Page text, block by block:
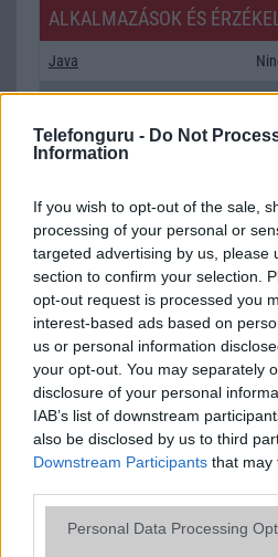
Telefonguru - Do Not
Information
If you wish to opt-out of the sale,
processing of your personal or
targeted advertising by us, please
section to confirm your selection.
opt-out request is processed you
interest-based ads based on
us or personal information
your opt-out. You may separately
disclosure of your personal
IAB’s list of downstream
also be disclosed by us to third
Downstream Participants that may
Please note that this website/app
Personal Data Processing
ALKALMAZÁSOK ÉS
Java
Flash/Ujjlenyomat olvasó
SNS integráció
T9 szótár
Office alkalmazások
DV
Iránytũ
Extrák
EGYÉB
Vibra jelzés
SIM-ek száma 1